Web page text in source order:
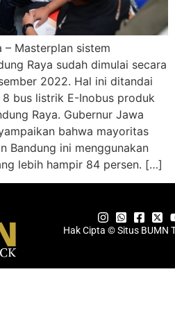
Masterplan sistem
Raya sudah dimulai secara
2022. Hal ini ditandai
bus listrik E-Inobus produk
Raya. Gubernur Jawa
bahwa mayoritas
Bandung ini menggunakan
lebih hampir 84 persen. […]
Hak Cipta © Situs BUMN